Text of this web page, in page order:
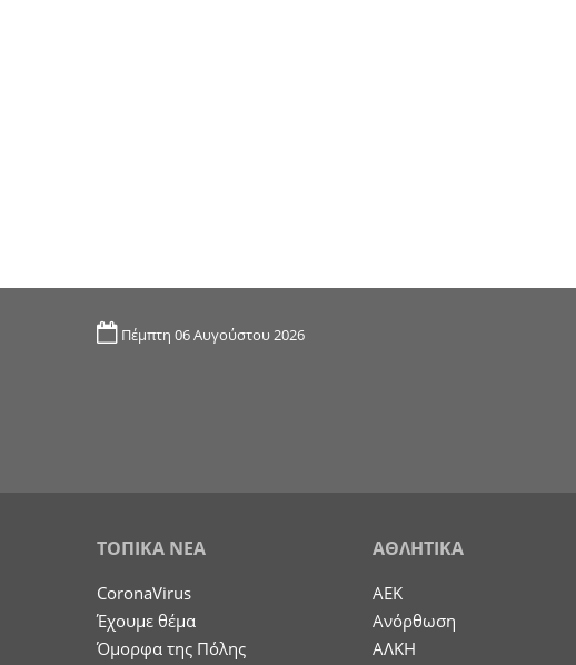
Πέμπτη 06 Αυγούστου 2026
ΤΟΠΙΚΑ ΝΕΑ
CoronaVirus
Έχουμε θέμα
Όμορφα της Πόλης
ΑΘΛΗΤΙΚΑ
ΑΕΚ
Ανόρθωση
ΑΛΚΗ